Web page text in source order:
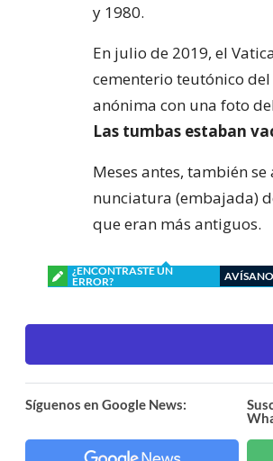
y 1980.
En julio de 2019, el
cementerio teutónico
anónima con una foto
Las tumbas estaban
Meses antes, también
nunciatura (embajada)
que eran más antiguos.
¿ENCONTRASTE UN
ERROR?
Síguenos en Google News: